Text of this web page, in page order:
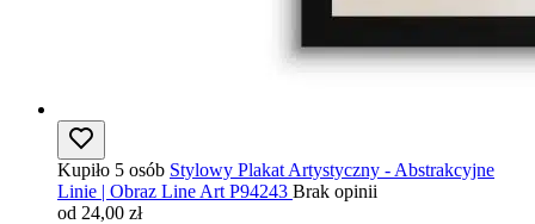
Kupiło 5 osób Stylowy Plakat Artystyczny - Abstrakcyjne
Linie | Obraz Line Art P94243 Brak opinii
od 24,00 zł